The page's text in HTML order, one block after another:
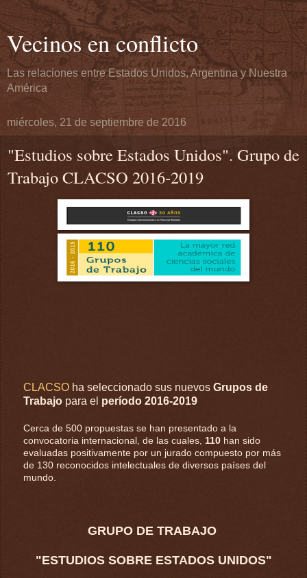
Vecinos en conflicto
Las relaciones entre Estados Unidos, Argentina y Nuestra
América
miércoles, 21 de septiembre de 2016
"Estudios sobre Estados Unidos". Grupo de
Trabajo CLACSO 2016-2019
CLACSO ha seleccionado sus nuevos Grupos de
Trabajo para el período 2016-2019
Cerca de 500 propuestas se han presentado a la
convocatoria internacional, de las cuales, 110 han sido
evaluadas positivamente por un jurado compuesto por más
de 130 reconocidos intelectuales de diversos países del
mundo.
GRUPO DE TRABAJO
"ESTUDIOS SOBRE ESTADOS UNIDOS"